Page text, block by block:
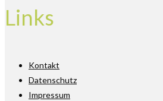
Links
Kontakt
Datenschutz
Impressum